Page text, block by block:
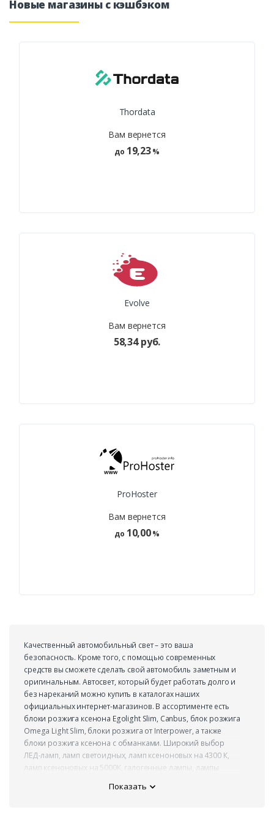
Новые магазины с кэшбэком
Thordata
Вам вернется
до 19,23%
Evolve
Вам вернется
58,34 руб.
ProHoster
Вам вернется
до 10,00%
Качественный автомобильный свет – это ваша
безопасность. Кроме того, с помощью современных
средств вы сможете сделать свой автомобиль заметным и
оригинальным. Автосвет, который будет работать долго и
без нареканий можно купить в каталогах наших
официальных интернет-магазинов. В ассортименте есть
блоки розжига ксенона Egolight Slim, Canbus, блок розжига
Omega Light Slim, блоки розжига от Interpower, а также
блоки розжига ксенона с обманками. Широкий выбор
ЛЕД-ламп, ламп светоидных, ламп ксеноновых на 4300 К,
ламп ксеноновых на 5000К, галогенные лампы, лампы
производители лапм как Phillips, Osram, General Electric и
Показать